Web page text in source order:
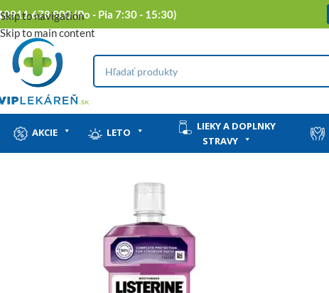
Skip to navigation
Skip to main content
0911 678 900 (Po - Pia 7:30 - 15:30)
AKCIE LETO
LIEKY A DOPLNKY
STRAVY